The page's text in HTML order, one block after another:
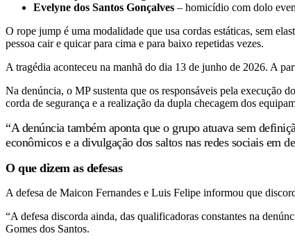
Evelyne dos Santos Gonçalves – homicídio com dolo
O rope jump é uma modalidade que usa cordas estáticas, sem
pessoa cair e quicar para cima e para baixo repetidas vezes.
A tragédia aconteceu na manhã do dia 13 de junho de 2026. A
Na denúncia, o MP sustenta que os responsáveis pela execução
corda de segurança e a realização da dupla checagem dos
“A denúncia também aponta que o grupo atuava sem
econômicos e a divulgação dos saltos nas redes sociais em
O que dizem as defesas
A defesa de Maicon Fernandes e Luis Felipe informou que
“A defesa discorda ainda, das qualificadoras constantes na
Gomes dos Santos.